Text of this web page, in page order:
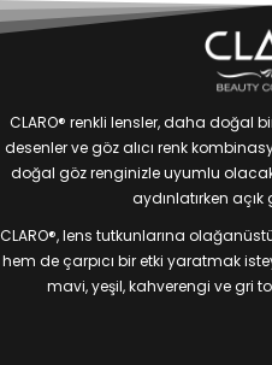
CLARO® renkli lensler, daha doğal
desenler ve göz alıcı renk
doğal göz renginizle uyumlu
aydınlatırken
CLARO®, lens tutkunlarına
hem de çarpıcı bir etki yaratmak
mavi, yeşil, kahverengi ve gri